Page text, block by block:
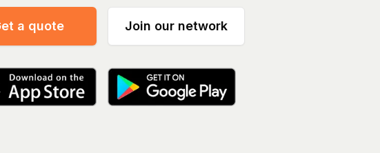
a quote Join our network